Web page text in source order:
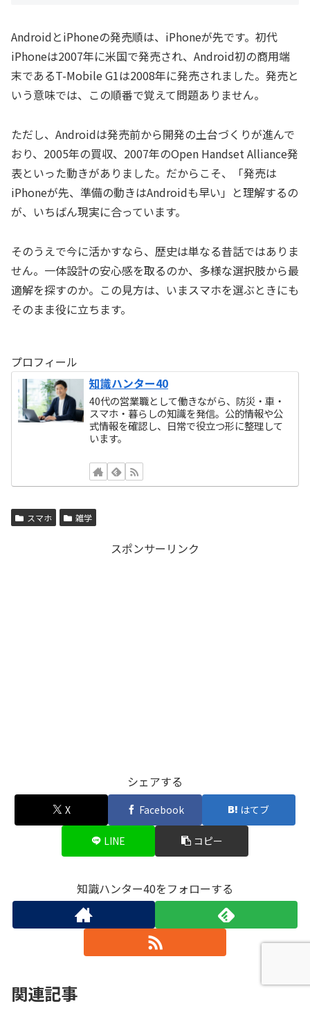
AndroidとiPhoneの発売順は、iPhoneが先です。初代
iPhoneは2007年に米国で発売され、Android初の商用端
末であるT-Mobile G1は2008年に発売されました。発売と
いう意味では、この順番で覚えて問題ありません。
ただし、Androidは発売前から開発の土台づくりが進んで
おり、2005年の買収、2007年のOpen Handset Alliance発
表といった動きがありました。だからこそ、「発売は
iPhoneが先、準備の動きはAndroidも早い」と理解するの
が、いちばん現実に合っています。
そのうえで今に活かすなら、歴史は単なる昔話ではありま
せん。一体設計の安心感を取るのか、多様な選択肢から最
適解を探すのか。この見方は、いまスマホを選ぶときにも
そのまま役に立ちます。
プロフィール
知識ハンター40
40代の営業職として働きながら、防災・車・
スマホ・暮らしの知識を発信。公的情報や公
式情報を確認し、日常で役立つ形に整理して
います。
スマホ 雑学
スポンサーリンク
シェアする
X Facebook はてブ
LINE コピー
知識ハンター40をフォローする
関連記事